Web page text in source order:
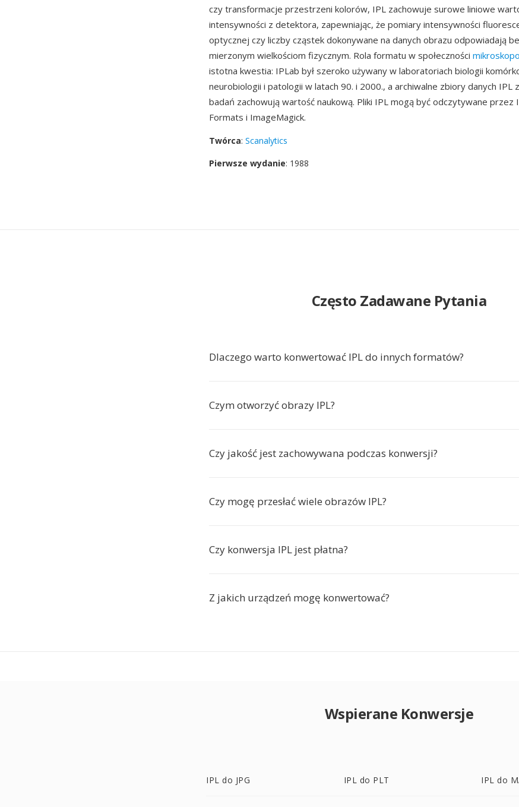
czy transformacje przestrzeni kolorów, IPL zachowuje surowe liniowe
intensywności z detektora, zapewniając, że pomiary intensywności
optycznej czy liczby cząstek dokonywane na danych obrazu odpowiadają
mierzonym wielkościom fizycznym. Rola formatu w społeczności
istotna kwestia: IPLab był szeroko używany w laboratoriach biologii
neurobiologii i patologii w latach 90. i 2000., a archiwalne zbiory danych IPL
badań zachowują wartość naukową. Pliki IPL mogą być odczytywane przez
Formats i ImageMagick.
Twórca: Scanalytics
Pierwsze wydanie: 1988
Często Zadawane Pytania
Dlaczego warto konwertować IPL do innych formatów?
Czym otworzyć obrazy IPL?
Czy jakość jest zachowywana podczas konwersji?
Czy mogę przesłać wiele obrazów IPL?
Czy konwersja IPL jest płatna?
Z jakich urządzeń mogę konwertować?
Wspierane Konwersje
IPL do JPG IPL do PLT IPL do